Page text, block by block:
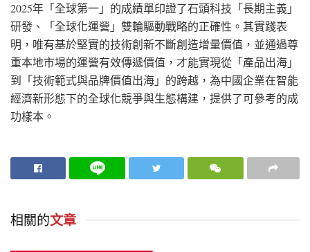
2025年「全球第一」的成績單印證了石頭科技「長期主義」
研發、「全球化運營」雙輪驅動戰略的正確性。其實踐表
明，唯有基於堅實的技術創新不斷創造增量價值，並通過尊
重本地市場的運營有效傳遞價值，才能實現從「產品出海」
到「技術範式與品牌價值出海」的跨越，為中國企業在智能
經濟新形態下的全球化競爭與生態構建，提供了可參考的成
功樣本。
相關的文章